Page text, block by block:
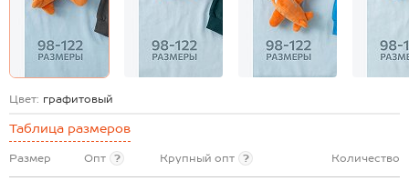
Цвет: графитовый
Таблица размеров
Размер Опт ? Крупный опт ? Количество